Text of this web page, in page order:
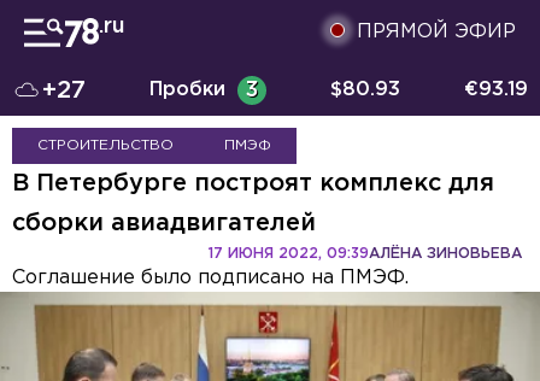
ПРЯМОЙ ЭФИР
+27 Пробки 3 $80.93 €93.19
СТРОИТЕЛЬСТВО ПМЭФ
В Петербурге построят комплекс для
сборки авиадвигателей
АЛЁНА ЗИНОВЬЕВА
17 ИЮНЯ 2022, 09:39
Соглашение было подписано на ПМЭФ.